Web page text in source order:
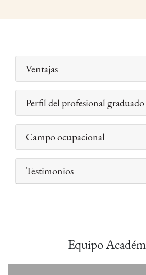
Ventajas
Perfil del profesional graduado
Campo ocupacional
Testimonios
Equipo